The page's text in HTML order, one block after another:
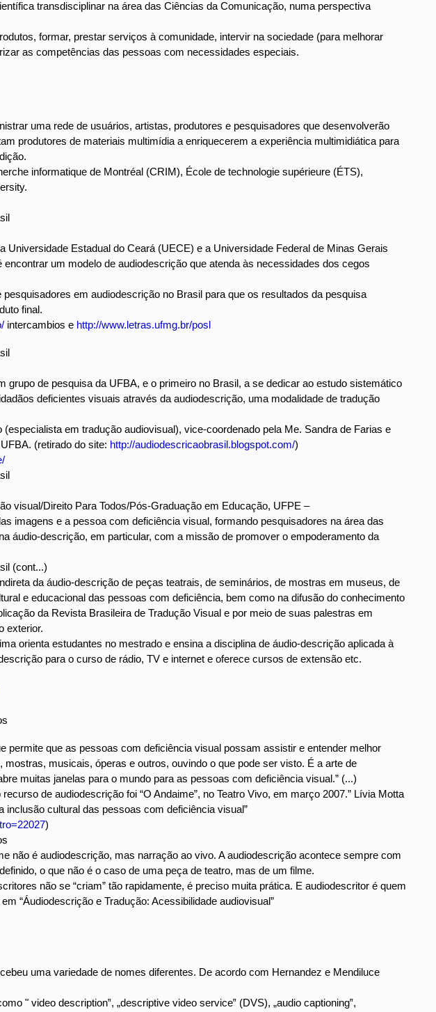
transdisciplinar na área das Ciências da Comunicação, numa perspectiva
formar, prestar serviços à comunidade, intervir na sociedade (para melhorar
as competências das pessoas com necessidades especiais.
uma rede de usuários, artistas, produtores e pesquisadores que desenvolverão
produtores de materiais multimídia a enriquecerem a experiência multimidiática para
informatique de Montréal (CRIM), École de technologie supérieure (ÉTS),
Universidade Estadual do Ceará (UECE) e a Universidade Federal de Minas Gerais
um modelo de audiodescrição que atenda às necessidades dos cegos
em audiodescrição no Brasil para que os resultados da pesquisa
final.
intercambios e http://www.letras.ufmg.br/posl
grupo de pesquisa da UFBA, e o primeiro no Brasil, a se dedicar ao estudo sistemático
deficientes visuais através da audiodescrição, uma modalidade de tradução
em tradução audiovisual), vice-coordenado pela Me. Sandra de Farias e
(retirado do site: http://audiodescricaobrasil.blogspot.com/)
visual/Direito Para Todos/Pós-Graduação em Educação, UFPE –
imagens e a pessoa com deficiência visual, formando pesquisadores na área das
áudio-descrição, em particular, com a missão de promover o empoderamento da
(cont...)
da áudio-descrição de peças teatrais, de seminários, de mostras em museus, de
e educacional das pessoas com deficiência, bem como na difusão do conhecimento
da Revista Brasileira de Tradução Visual e por meio de suas palestras em
exterior.
orienta estudantes no mestrado e ensina a disciplina de áudio-descrição aplicada à
para o curso de rádio, TV e internet e oferece cursos de extensão etc.
permite que as pessoas com deficiência visual possam assistir e entender melhor
musicais, óperas e outros, ouvindo o que pode ser visto. É a arte de
muitas janelas para o mundo para as pessoas com deficiência visual.” (...)
de audiodescrição foi “O Andaime”, no Teatro Vivo, em março 2007.” Lívia Motta
cultural das pessoas com deficiência visual”
)
não é audiodescrição, mas narração ao vivo. A audiodescrição acontece sempre com
o que não é o caso de uma peça de teatro, mas de um filme.
não se “criam” tão rapidamente, é preciso muita prática. E audiodescritor é quem
“Áudiodescrição e Tradução: Acessibilidade audiovisual”
uma variedade de nomes diferentes. De acordo com Hernandez e Mendiluce
" video description‟, „descriptive video service‟ (DVS), „audio captioning‟,